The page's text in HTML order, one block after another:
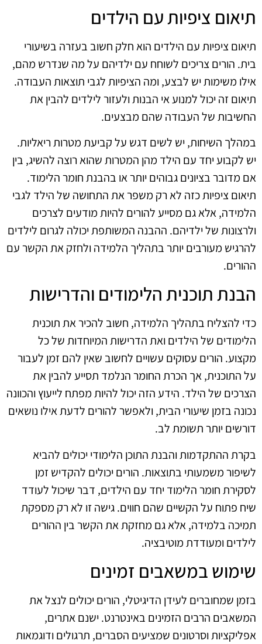
תיאום ציפיות עם הילדים
תיאום ציפיות עם הילדים הוא חלק חשוב בעזרה בשיעורי
בית. הורים צריכים לשוחח עם ילדיהם על מה שנדרש מהם,
אילו משימות יש לבצע, ומה הציפיות לגבי תוצאות העבודה.
תיאום זה יכול למנוע אי הבנות ולעזור לילדים להבין את
החשיבות של העבודה שהם מבצעים.
במהלך השיחות, יש לשים דגש על קביעת מטרות ריאליות.
יש לקבוע יחד עם הילד מהן המטרות שהוא רוצה להשיג, בין
אם מדובר בציונים גבוהים יותר או בהבנת חומר הלימוד.
תיאום ציפיות כזה לא רק משפר את התחושה של הילד לגבי
הלמידה, אלא גם מסייע להורים להיות מודעים לצרכים
ולרצונות של ילדיהם. ההבנה המשותפת יכולה לגרום לילדים
להרגיש מעורבים יותר בתהליך הלמידה ולחזק את הקשר עם
ההורים.
הבנת תוכנית הלימודים והדרישות
כדי להצליח בתהליך הלמידה, חשוב להכיר את תוכנית
הלימודים של הילדים ואת הדרישות המיוחדות של כל
מקצוע. הורים עסוקים עשויים לחשוב שאין להם זמן לעבור
על התוכנית, אך הכרת החומר הנלמד תסייע להבין את
הצרכים של הילד. הידע הזה יכול להיות מפתח לייעוץ והכוונה
נכונה בזמן שיעורי הבית, ולאפשר להורים לדעת אילו נושאים
דורשים יותר תשומת לב.
בקרת ההתקדמות והבנת התוכן הלימודי יכולים להביא
לשיפור משמעותי בתוצאות. הורים יכולים להקדיש זמן
לסקירת חומר הלימוד יחד עם הילדים, דבר שיכול לעודד
שיח פתוח על הקשיים שהם חווים. גישה זו לא רק מספקת
תמיכה בלמידה, אלא גם מחזקת את הקשר בין ההורים
לילדים ומעודדת מוטיבציה.
שימוש במשאבים זמינים
בזמן שמחוברים לעידן הדיגיטלי, הורים יכולים לנצל את
המשאבים הרבים הזמינים באינטרנט. ישנם אתרים,
אפליקציות וסרטונים שמציעים הסברים, תרגולים ודוגמאות